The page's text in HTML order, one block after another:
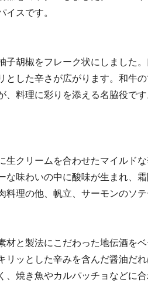
イスです。
子胡椒をフレーク状にしました
とした辛さが広がります。和牛
、料理に彩りを添える名脇役で
生クリームを合わせたマイルド
な味わいの中に酸味が生まれ、
料理の他、帆立、サーモンのソテ
材と製法にこだわった地伝酒を
リッとした辛みを含んだ醤油だ
、焼き魚やカルパッチョなどに